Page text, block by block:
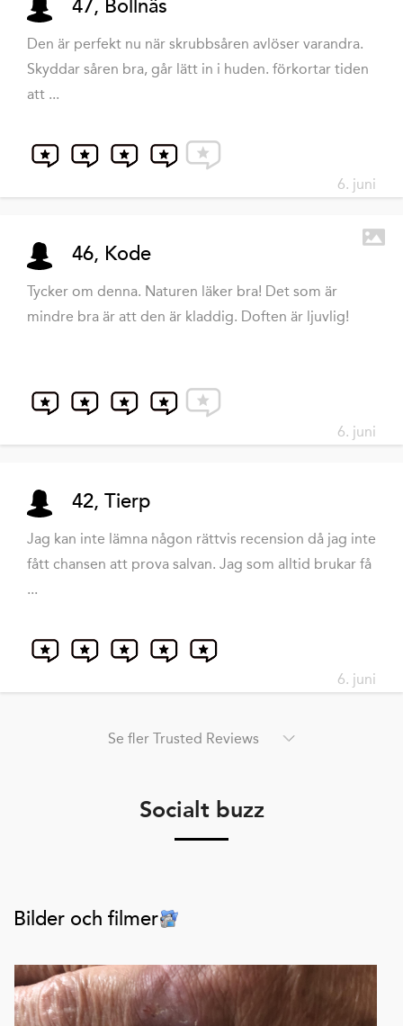
47, Bollnäs
Den är perfekt nu när skrubbsåren avlöser varandra.
Skyddar såren bra, går lätt in i huden. förkortar tiden
att ...
6. juni
46, Kode
Tycker om denna. Naturen läker bra! Det som är
mindre bra är att den är kladdig. Doften är ljuvlig!
6. juni
42, Tierp
Jag kan inte lämna någon rättvis recension då jag inte
fått chansen att prova salvan. Jag som alltid brukar få
...
6. juni
Se fler Trusted Reviews
Socialt buzz
Bilder och filmer